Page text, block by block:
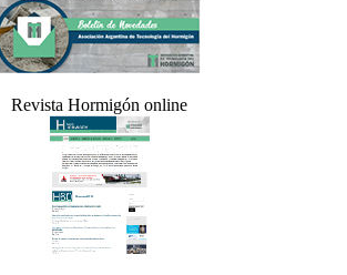
Revista Hormigón online